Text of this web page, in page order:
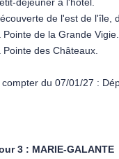
de centre, exclusif
en toute
l'ambiance de
privés.
de l'est de l'île,
Pointe de la Grande
Pointe des Châteaux.
compter du 07/01/27 :
et coloré, baignade
3 : MARIE-GALANTE